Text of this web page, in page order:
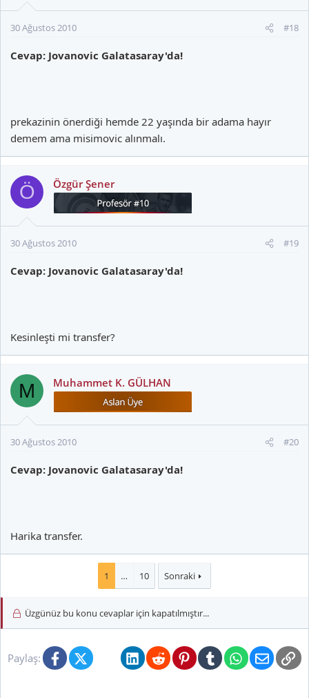
30 Ağustos 2010 #18
Cevap: Jovanovic Galatasaray'da!
prekazinin önerdiği hemde 22 yaşında bir adama hayır
demem ama misimovic alınmalı.
Ö Özgür Şener
30 Ağustos 2010 #19
Cevap: Jovanovic Galatasaray'da!
Kesinleşti mi transfer?
M Muhammet K. GÜLHAN
30 Ağustos 2010 #20
Cevap: Jovanovic Galatasaray'da!
Harika transfer.
1 … 10 Sonraki
Üzgünüz bu konu cevaplar için kapatılmıştır...
Paylaş: FacebookX (Twitter)BlueskyLinkedInRedditPinterestTumblrWhatsApp
E-posta